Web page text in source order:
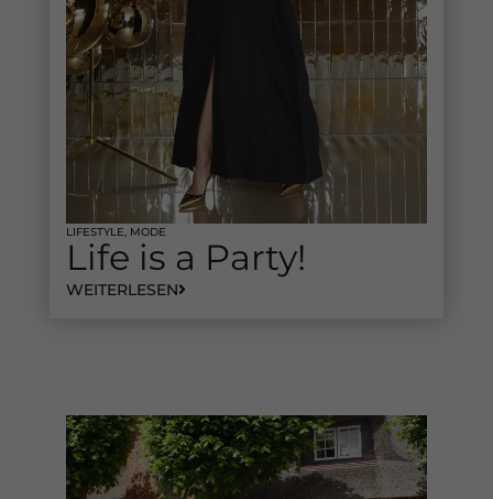
LIFESTYLE, MODE
Life is a Party!
WEITERLESEN